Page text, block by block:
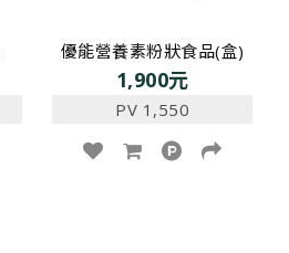
優能營養素粉狀食品(盒)
1,900元
PV 1,550